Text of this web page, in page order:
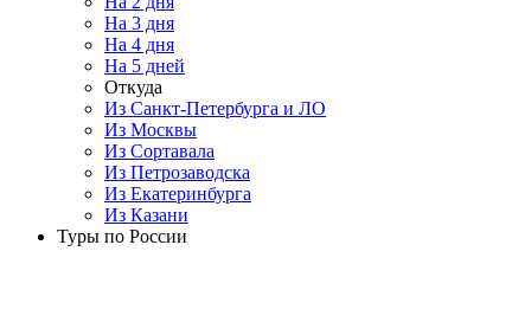
На 3 дня
На 4 дня
На 5 дней
Откуда
Из Санкт-Петербурга и ЛО
Из Москвы
Из Сортавала
Из Петрозаводска
Из Екатеринбурга
Из Казани
Туры по России